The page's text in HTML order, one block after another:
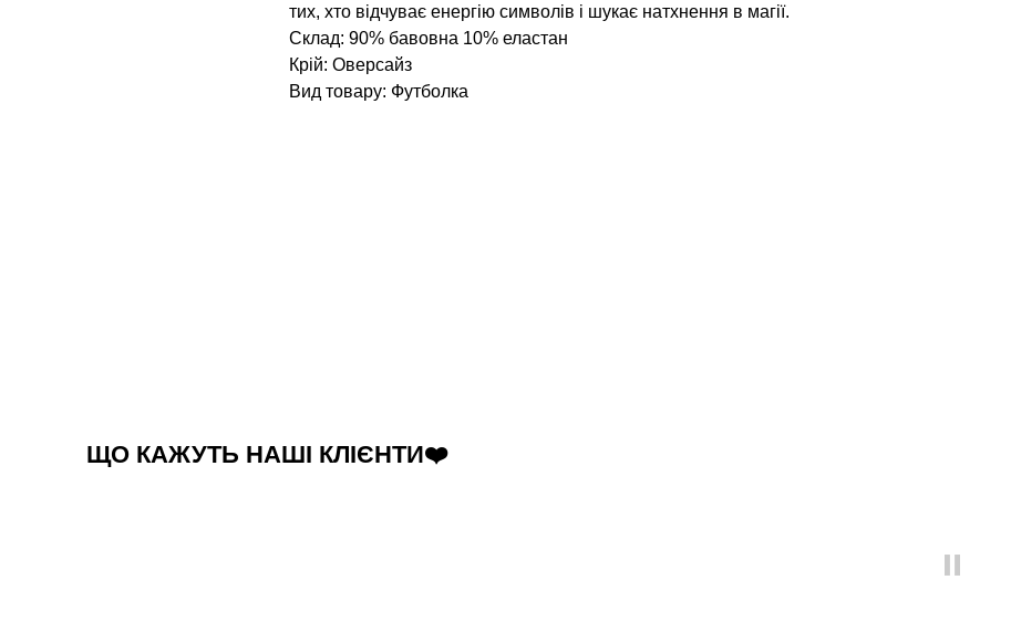
тих, хто відчуває енергію символів і шукає натхнення в магії.
Склад: 90% бавовна 10% еластан
Крій: Оверсайз
Вид товару: Футболка
ЩО КАЖУТЬ НАШІ КЛІЄНТИ❤️